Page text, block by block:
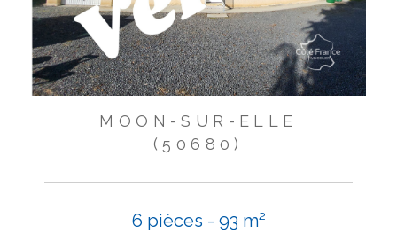
MOON-SUR-ELLE
(50680)
6 pièces - 93 m²